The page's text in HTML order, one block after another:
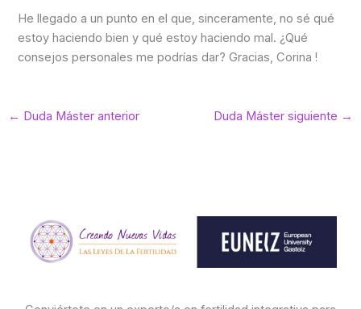
He llegado a un punto en el que, sinceramente, no sé qué
estoy haciendo bien y qué estoy haciendo mal. ¿Qué
consejos personales me podrías dar? Gracias, Corina !
← Duda Máster anterior Duda Máster siguiente →